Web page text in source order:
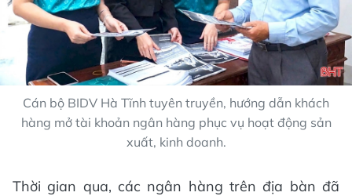
Cán bộ BIDV Hà Tĩnh tuyên truyền, hướng dẫn khách
hàng mở tài khoản ngân hàng phục vụ hoạt động sản
xuất, kinh doanh.
Thời gian qua, các ngân hàng trên địa bàn đã